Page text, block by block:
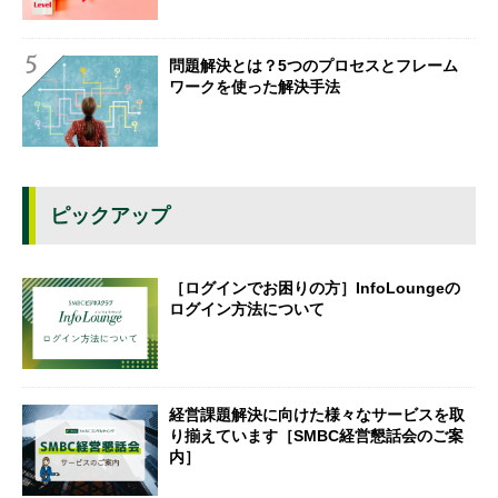
問題解決とは？5つのプロセスとフレーム
ワークを使った解決手法
ピックアップ
［ログインでお困りの方］InfoLoungeの
ログイン方法について
経営課題解決に向けた様々なサービスを取
り揃えています［SMBC経営懇話会のご案
内］